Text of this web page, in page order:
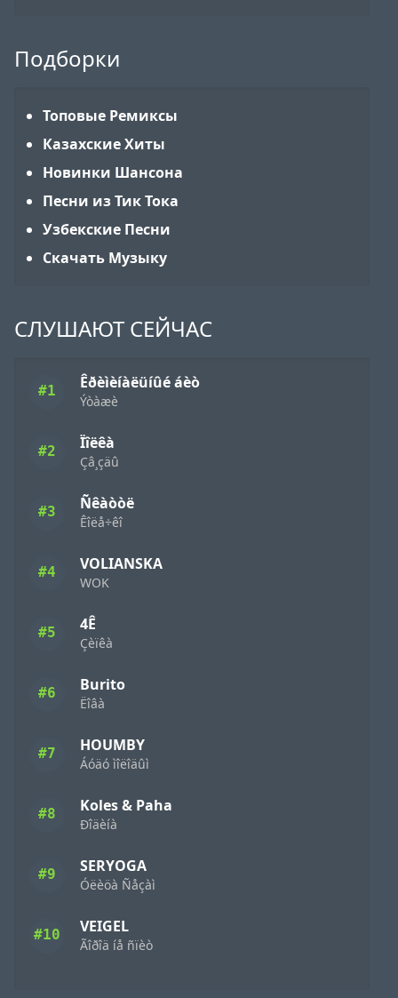
Подборки
Топовые Ремиксы
Казахские Хиты
Новинки Шансона
Песни из Тик Тока
Узбекские Песни
Скачать Музыку
СЛУШАЮТ СЕЙЧАС
#1 Êðèìèíàëüíûé áèò
Ýòàæè
#2 Ïîëêà
Çâ¸çäû
#3 Ñêàòòë
Êîëå÷êî
#4 VOLIANSKA
WOK
#5 4Ê
Çèïêà
#6 Burito
Ëîâà
#7 HOUMBY
Áóäó ìîëîäûì
#8 Koles & Paha
Ðîäèíà
#9 SERYOGA
Óëèöà Ñåçàì
#10 VEIGEL
Ãîðîä íå ñïèò